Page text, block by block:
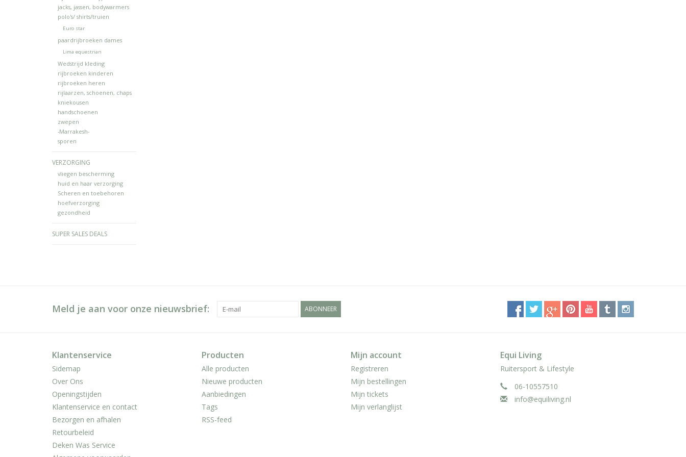
jacks, jassen, bodywarmers
polo's/ shirts/truien
Euro star
paardrijbroeken dames
Lima equestrian
Wedstrijd kleding
rijbroeken kinderen
rijbroeken heren
rijlaarzen, schoenen, chaps
kniekousen
handschoenen
zwepen
-Marrakesh-
sporen
VERZORGING
vliegen bescherming
huid en haar verzorging
Scheren en toebehoren
hoefverzorging
gezondheid
SUPER SALES DEALS
Meld je aan voor onze nieuwsbrief: ABONNEER
Klantenservice
Sidemap
Over Ons
Openingstijden
Klantenservice en contact
Bezorgen en afhalen
Retourbeleid
Deken Was Service
Producten
Alle producten
Nieuwe producten
Aanbiedingen
Tags
RSS-feed
Mijn account
Registreren
Mijn bestellingen
Mijn tickets
Mijn verlanglijst
Equi Living
Ruitersport & Lifestyle
06-10557510
info@equiliving.nl